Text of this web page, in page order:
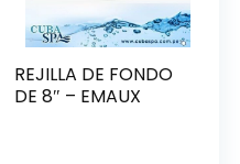
REJILLA DE FONDO
DE 8″ – EMAUX